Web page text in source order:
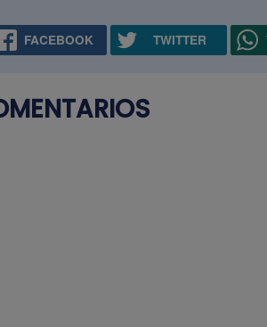
FACEBOOK TWITTER